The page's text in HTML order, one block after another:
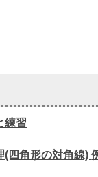
練習
(四角形の対角線)